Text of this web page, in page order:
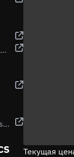
https://discord.com/invite/3g8tGxk7Cw
https://github.com/ait-protocol/einstein-ait-prod
Текущая